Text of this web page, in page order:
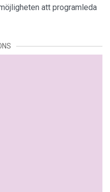
att programleda